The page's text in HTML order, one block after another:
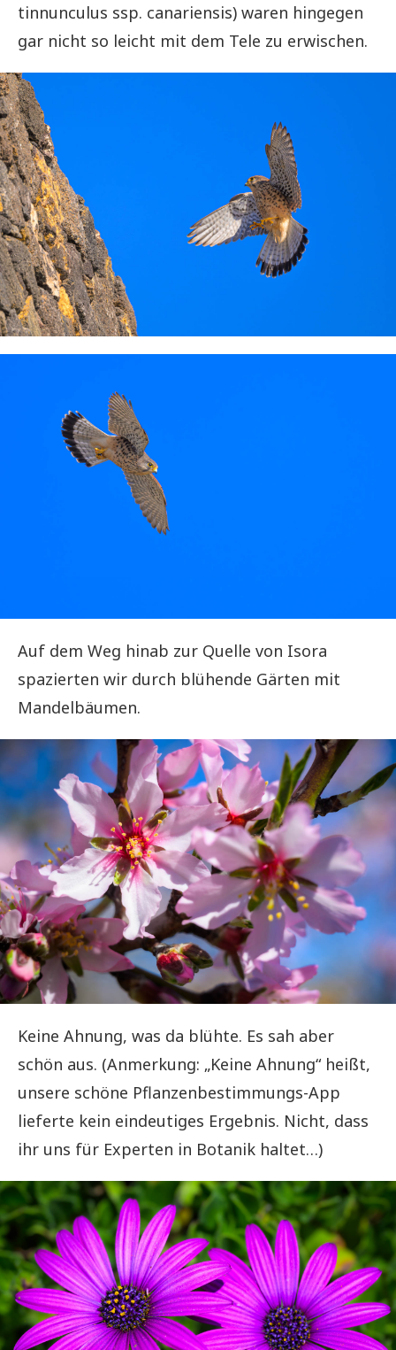
tinnunculus ssp. canariensis) waren hingegen
gar nicht so leicht mit dem Tele zu erwischen.
Auf dem Weg hinab zur Quelle von Isora
spazierten wir durch blühende Gärten mit
Mandelbäumen.
Keine Ahnung, was da blühte. Es sah aber
schön aus. (Anmerkung: „Keine Ahnung“ heißt,
unsere schöne Pflanzenbestimmungs-App
lieferte kein eindeutiges Ergebnis. Nicht, dass
ihr uns für Experten in Botanik haltet…)